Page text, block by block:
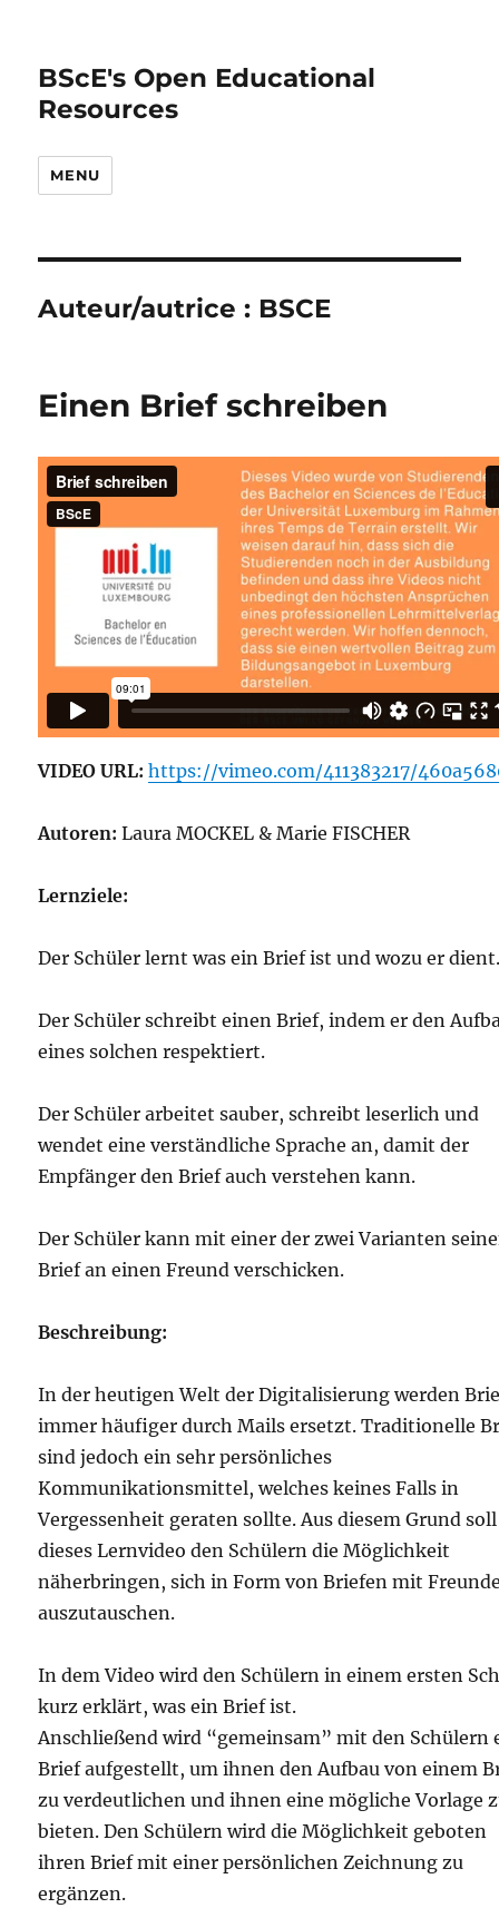
BScE's Open Educational
Resources
MENU
Auteur/autrice : BSCE
Einen Brief schreiben
VIDEO URL: https://vimeo.com/411383217/
Autoren: Laura MOCKEL & Marie FISCHER
Lernziele:
Der Schüler lernt was ein Brief ist und wozu er
Der Schüler schreibt einen Brief, indem er den
eines solchen respektiert.
Der Schüler arbeitet sauber, schreibt leserlich und
wendet eine verständliche Sprache an, damit der
Empfänger den Brief auch verstehen kann.
Der Schüler kann mit einer der zwei Varianten
Brief an einen Freund verschicken.
Beschreibung:
In der heutigen Welt der Digitalisierung werden
immer häufiger durch Mails ersetzt. Traditionelle
sind jedoch ein sehr persönliches
Kommunikationsmittel, welches keines Falls in
Vergessenheit geraten sollte. Aus diesem Grund soll
dieses Lernvideo den Schülern die Möglichkeit
näherbringen, sich in Form von Briefen mit
auszutauschen.
In dem Video wird den Schülern in einem ersten
kurz erklärt, was ein Brief ist.
Anschließend wird “gemeinsam” mit den Schülern
Brief aufgestellt, um ihnen den Aufbau von einem
zu verdeutlichen und ihnen eine mögliche Vorlage
bieten. Den Schülern wird die Möglichkeit geboten
ihren Brief mit einer persönlichen Zeichnung zu
ergänzen.